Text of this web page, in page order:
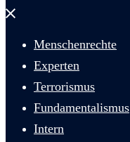
Menü
Menschenrechte
Experten
Terrorismus
Fundamentalismus
Intern